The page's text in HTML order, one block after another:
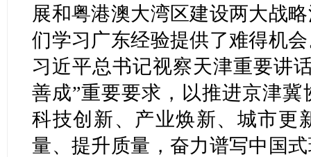
展和粤港澳大湾区建设两大战
们学习广东经验提供了难得机
习近平总书记视察天津重要讲
善成”重要要求，以推进京津
科技创新、产业焕新、城市更
量、提升质量，奋力谱写中国